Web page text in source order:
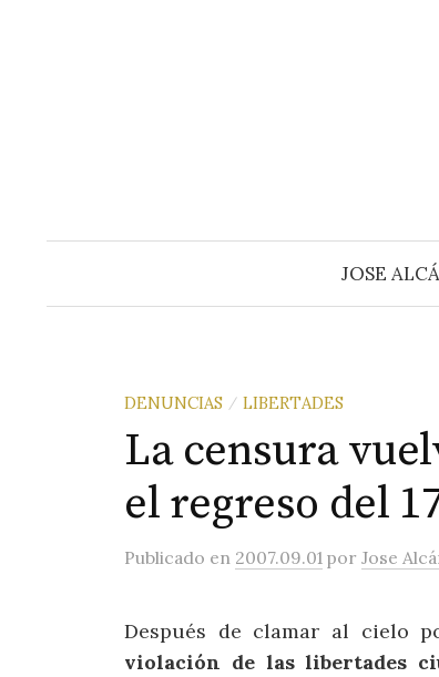
JOSE
DENUNCIAS / LIBERTADES
La censura
el regreso del
Publicado en 2007.09.01 por Jose
Después de clamar al cielo
violación de las libertades